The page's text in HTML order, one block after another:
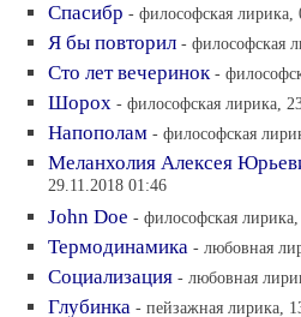
Спасибр - философская лирика,
Я бы повторил - философская
Сто лет вечеринок -
Шорох - философская лирика,
Напополам - философская
Меланхолия Алексея
29.11.2018 01:46
John Doe - философская
Термодинамика - любовная
Социализация - любовная
Глубинка - пейзажная лирика,